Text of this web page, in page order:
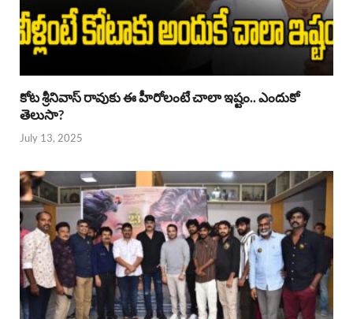
కోట శ్రీనివాస్ రావుకు ఈ హీరోలంటే చాలా ఇష్టం.. ఎందుకో
తెలుసా?
July 13, 2025